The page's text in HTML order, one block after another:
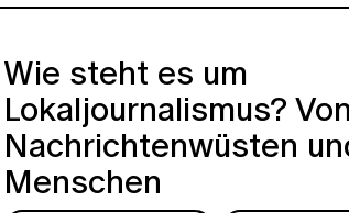
Wie steht es um
Lokaljournalismus? Von
Nachrichtenwüsten
Menschen